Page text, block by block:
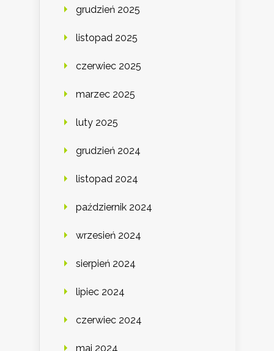
grudzień 2025
listopad 2025
czerwiec 2025
marzec 2025
luty 2025
grudzień 2024
listopad 2024
październik 2024
wrzesień 2024
sierpień 2024
lipiec 2024
czerwiec 2024
maj 2024